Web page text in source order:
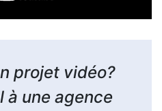
projet vidéo?
à une agence